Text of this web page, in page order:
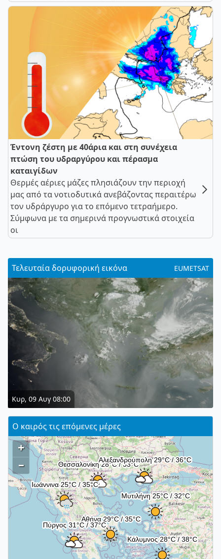
Έντονη ζέστη με 40άρια και στη συνέχεια
πτώση του υδραργύρου και πέρασμα
καταιγίδων
Θερμές αέριες μάζες πλησιάζουν την περιοχή
μας από τα νοτιοδυτικά ανεβάζοντας περαιτέρω
τον υδράργυρο για το επόμενο τετραήμερο.
Σύμφωνα με τα σημερινά προγνωστικά στοιχεία
οι
Τελευταία δορυφορική εικόνα EUMETSAT
Κυρ, 09 Αυγ 08:00
Ο καιρός τις επόμενες μέρες
+
–